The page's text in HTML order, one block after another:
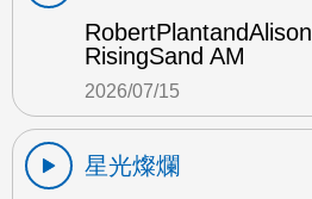
RisingSand AM
2026/07/15
星光燦爛